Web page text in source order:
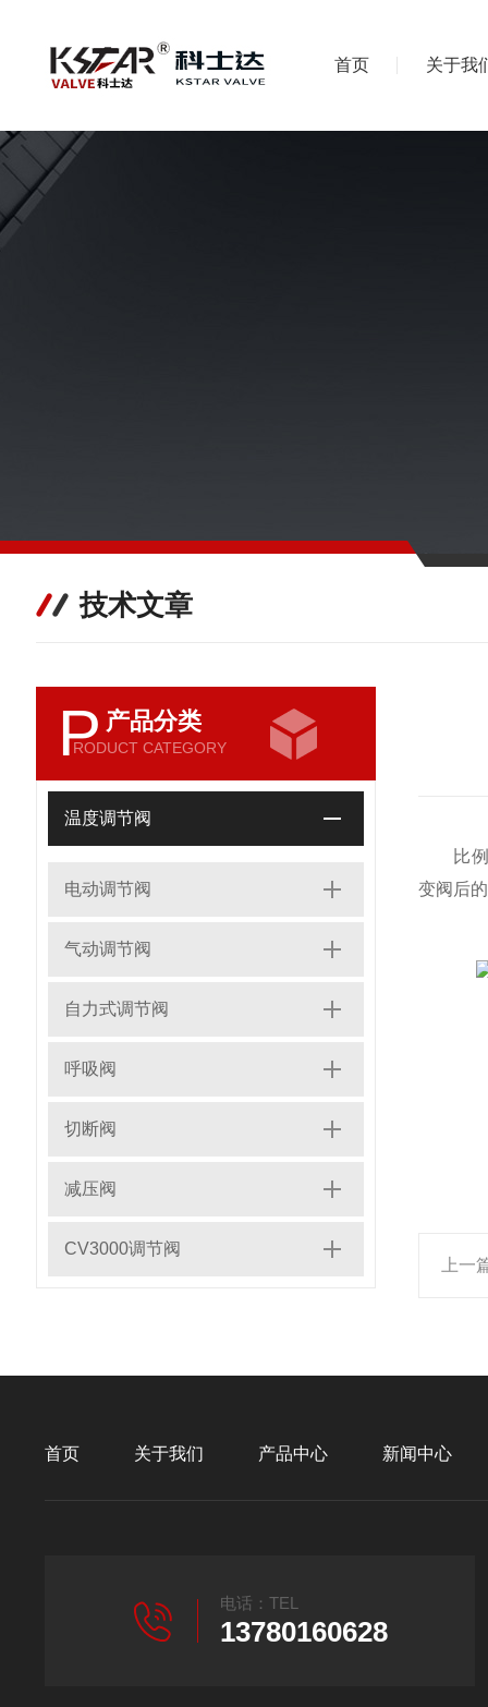
首页 关于我
技术文章
P 产品分类
RODUCT CATEGORY
温度调节阀
电动调节阀
气动调节阀
自力式调节阀
呼吸阀
切断阀
减压阀
CV3000调节阀
比例式
变阀后
上一
首页 关于我们 产品中心 新闻中心
电话：TEL
13780160628